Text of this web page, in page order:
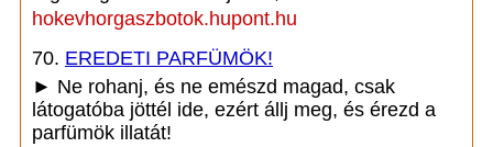
hokevhorgaszbotok.hupont.hu
70. EREDETI PARFÜMÖK!
► Ne rohanj, és ne emészd magad, csak
látogatóba jöttél ide, ezért állj meg, és érezd a
parfümök illatát!